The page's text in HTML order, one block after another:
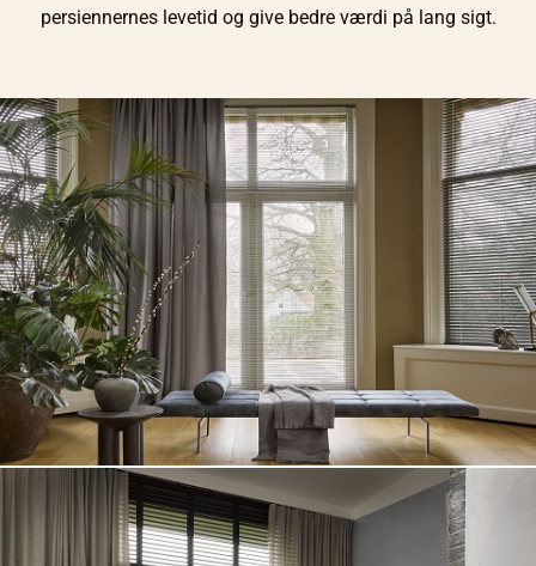
persiennernes levetid og give bedre værdi på lang sigt.